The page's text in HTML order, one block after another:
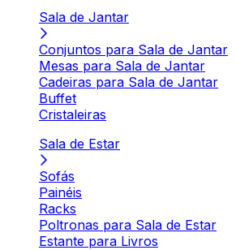
Sala de Jantar
Conjuntos para Sala de Jantar
Mesas para Sala de Jantar
Cadeiras para Sala de Jantar
Buffet
Cristaleiras
Sala de Estar
Sofás
Painéis
Racks
Poltronas para Sala de Estar
Estante para Livros